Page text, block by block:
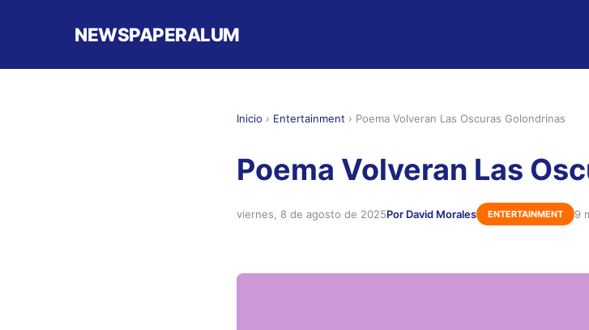
NEWSPAPERALUM
Inicio › Entertainment › Poema Volveran Las Oscuras Golondrinas
Poema Volveran Las
viernes, 8 de agosto de 2025Por David Morales ENTERTAINMENT 9